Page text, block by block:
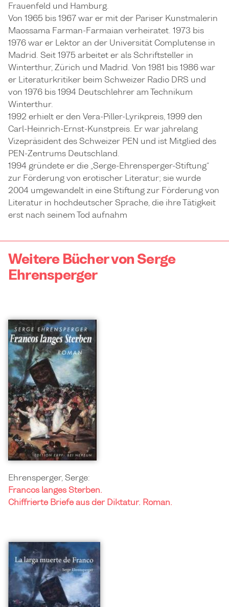
Frauenfeld und Hamburg.
Von 1965 bis 1967 war er mit der Pariser Kunstmalerin
Maossama Farman-Farmaian verheiratet. 1973 bis
1976 war er Lektor an der Universität Complutense in
Madrid. Seit 1975 arbeitet er als Schriftsteller in
Winterthur, Zürich und Madrid. Von 1981 bis 1986 war
er Literaturkritiker beim Schweizer Radio DRS und
von 1976 bis 1994 Deutschlehrer am Technikum
Winterthur.
1992 erhielt er den Vera-Piller-Lyrikpreis, 1999 den
Carl-Heinrich-Ernst-Kunstpreis. Er war jahrelang
Vizepräsident des Schweizer PEN und ist Mitglied des
PEN-Zentrums Deutschland.
1994 gründete er die „Serge-Ehrensperger-Stiftung“
zur Förderung von erotischer Literatur; sie wurde
2004 umgewandelt in eine Stiftung zur Förderung von
Literatur in hochdeutscher Sprache, die ihre Tätigkeit
erst nach seinem Tod aufnahm
Weitere Bücher von Serge
Ehrensperger
Ehrensperger, Serge:
Francos langes Sterben.
Chiffrierte Briefe aus der Diktatur. Roman.